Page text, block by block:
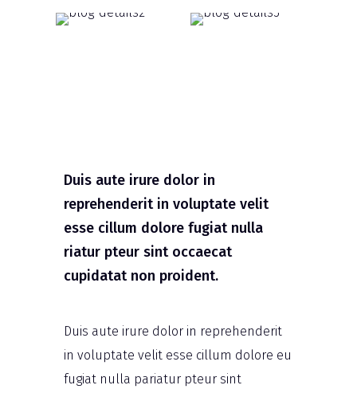
Duis aute irure dolor in
reprehenderit in voluptate velit
esse cillum dolore fugiat nulla
riatur pteur sint occaecat
cupidatat non proident.
Duis aute irure dolor in reprehenderit
in voluptate velit esse cillum dolore eu
fugiat nulla pariatur pteur sint